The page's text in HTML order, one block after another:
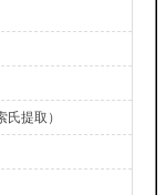
提取）